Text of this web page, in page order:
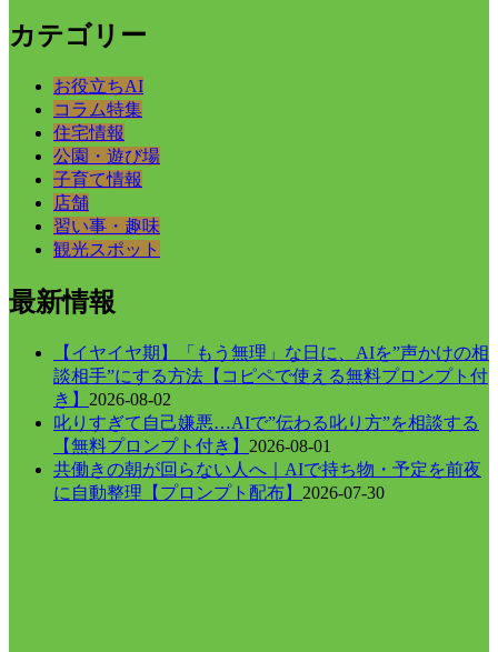
カテゴリー
お役立ちAI
コラム特集
住宅情報
公園・遊び場
子育て情報
店舗
習い事・趣味
観光スポット
最新情報
【イヤイヤ期】「もう無理」な日に、AIを”声かけの相
談相手”にする方法【コピペで使える無料プロンプト付
き】 2026-08-02
叱りすぎて自己嫌悪…AIで”伝わる叱り方”を相談する
【無料プロンプト付き】 2026-08-01
共働きの朝が回らない人へ｜AIで持ち物・予定を前夜
に自動整理【プロンプト配布】 2026-07-30